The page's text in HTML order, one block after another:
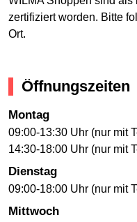
zertifiziert worden. Bitte
Ort.
Öffnungszeiten
Montag
09:00-13:30 Uhr (nur mit
14:30-18:00 Uhr (nur mit
Dienstag
09:00-18:00 Uhr (nur mit
Mittwoch